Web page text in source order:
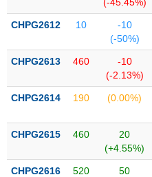
được
ký
Danh
phiếu
tiết
CHPG2612 10
-10
(-50%)
CHPG2613 460
-10
(-2.13%)
CHPG2614 190 (0.00%)
CHPG2615 460
20
(+4.55%)
CHPG2616 520
50
XUẤT
LIỆU
MỚI
(-)